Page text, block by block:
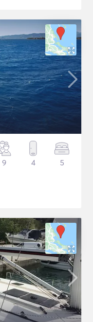
9 4 5